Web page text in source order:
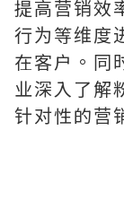
提高营销效
行为等维度
在客户。同
业深入了解
针对性的营